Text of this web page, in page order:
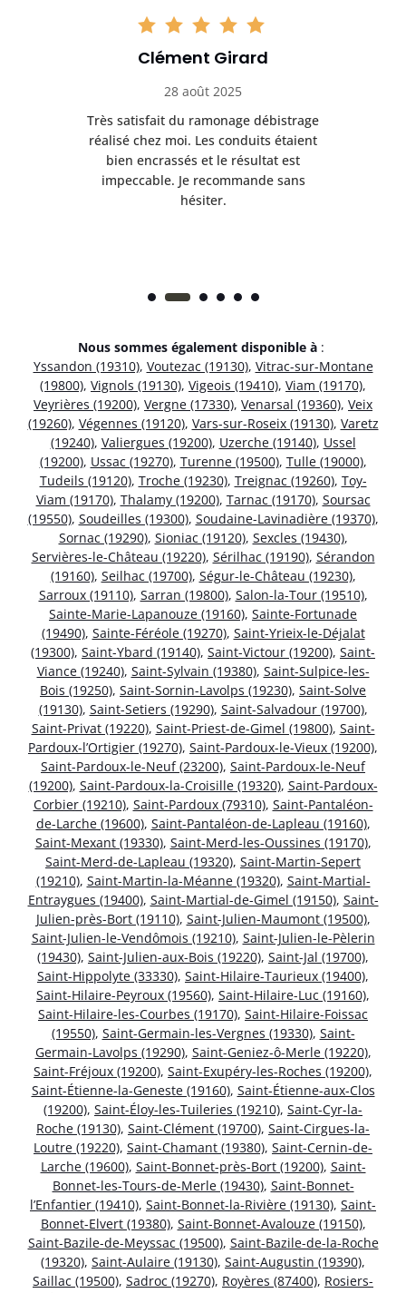
Clément Girard
28 août 2025
Très satisfait du ramonage débistrage
réalisé chez moi. Les conduits étaient
bien encrassés et le résultat est
impeccable. Je recommande sans
hésiter.
Nous sommes également disponible à :
Yssandon (19310), Voutezac (19130), Vitrac-sur-Montane
(19800), Vignols (19130), Vigeois (19410), Viam (19170),
Veyrières (19200), Vergne (17330), Venarsal (19360), Veix
(19260), Végennes (19120), Vars-sur-Roseix (19130), Varetz
(19240), Valiergues (19200), Uzerche (19140), Ussel
(19200), Ussac (19270), Turenne (19500), Tulle (19000),
Tudeils (19120), Troche (19230), Treignac (19260), Toy-
Viam (19170), Thalamy (19200), Tarnac (19170), Soursac
(19550), Soudeilles (19300), Soudaine-Lavinadière (19370),
Sornac (19290), Sioniac (19120), Sexcles (19430),
Servières-le-Château (19220), Sérilhac (19190), Sérandon
(19160), Seilhac (19700), Ségur-le-Château (19230),
Sarroux (19110), Sarran (19800), Salon-la-Tour (19510),
Sainte-Marie-Lapanouze (19160), Sainte-Fortunade
(19490), Sainte-Féréole (19270), Saint-Yrieix-le-Déjalat
(19300), Saint-Ybard (19140), Saint-Victour (19200), Saint-
Viance (19240), Saint-Sylvain (19380), Saint-Sulpice-les-
Bois (19250), Saint-Sornin-Lavolps (19230), Saint-Solve
(19130), Saint-Setiers (19290), Saint-Salvadour (19700),
Saint-Privat (19220), Saint-Priest-de-Gimel (19800), Saint-
Pardoux-l’Ortigier (19270), Saint-Pardoux-le-Vieux (19200),
Saint-Pardoux-le-Neuf (23200), Saint-Pardoux-le-Neuf
(19200), Saint-Pardoux-la-Croisille (19320), Saint-Pardoux-
Corbier (19210), Saint-Pardoux (79310), Saint-Pantaléon-
de-Larche (19600), Saint-Pantaléon-de-Lapleau (19160),
Saint-Mexant (19330), Saint-Merd-les-Oussines (19170),
Saint-Merd-de-Lapleau (19320), Saint-Martin-Sepert
(19210), Saint-Martin-la-Méanne (19320), Saint-Martial-
Entraygues (19400), Saint-Martial-de-Gimel (19150), Saint-
Julien-près-Bort (19110), Saint-Julien-Maumont (19500),
Saint-Julien-le-Vendômois (19210), Saint-Julien-le-Pèlerin
(19430), Saint-Julien-aux-Bois (19220), Saint-Jal (19700),
Saint-Hippolyte (33330), Saint-Hilaire-Taurieux (19400),
Saint-Hilaire-Peyroux (19560), Saint-Hilaire-Luc (19160),
Saint-Hilaire-les-Courbes (19170), Saint-Hilaire-Foissac
(19550), Saint-Germain-les-Vergnes (19330), Saint-
Germain-Lavolps (19290), Saint-Geniez-ô-Merle (19220),
Saint-Fréjoux (19200), Saint-Exupéry-les-Roches (19200),
Saint-Étienne-la-Geneste (19160), Saint-Étienne-aux-Clos
(19200), Saint-Éloy-les-Tuileries (19210), Saint-Cyr-la-
Roche (19130), Saint-Clément (19700), Saint-Cirgues-la-
Loutre (19220), Saint-Chamant (19380), Saint-Cernin-de-
Larche (19600), Saint-Bonnet-près-Bort (19200), Saint-
Bonnet-les-Tours-de-Merle (19430), Saint-Bonnet-
l’Enfantier (19410), Saint-Bonnet-la-Rivière (19130), Saint-
Bonnet-Elvert (19380), Saint-Bonnet-Avalouze (19150),
Saint-Bazile-de-Meyssac (19500), Saint-Bazile-de-la-Roche
(19320), Saint-Aulaire (19130), Saint-Augustin (19390),
Saillac (19500), Sadroc (19270), Royères (87400), Rosiers-